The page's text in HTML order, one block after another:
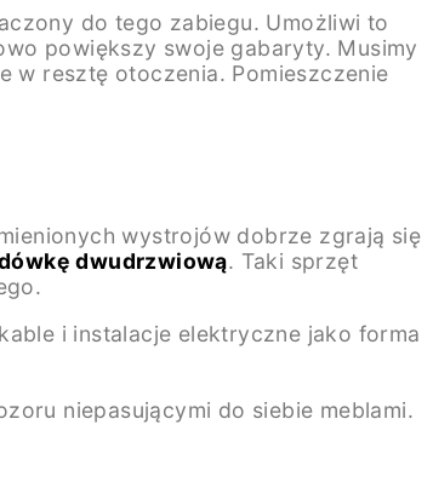
do tego zabiegu. Umożliwi to
powiększy swoje gabaryty. Musimy
w resztę otoczenia. Pomieszczenie
wystrojów dobrze zgrają się
dwudrzwiową. Taki sprzęt
i instalacje elektryczne jako forma
niepasującymi do siebie meblami.